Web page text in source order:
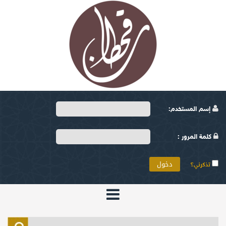
إسم المستخدم:
كلمة المرور :
تذكرني؟